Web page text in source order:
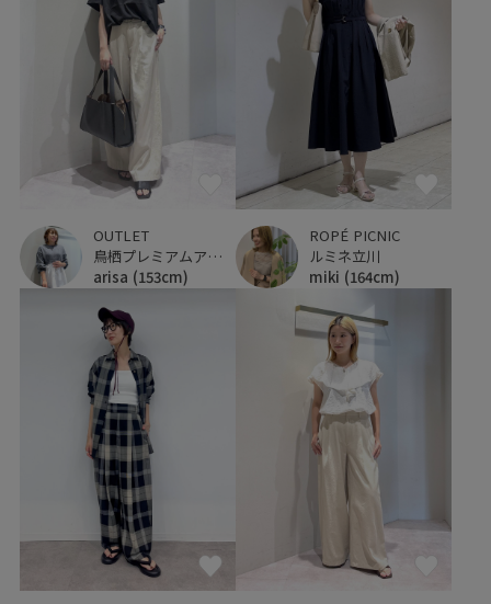
OUTLET
鳥栖プレミアムアウトレット
arisa (153cm)
ROPÉ PICNIC
ルミネ立川
miki (164cm)